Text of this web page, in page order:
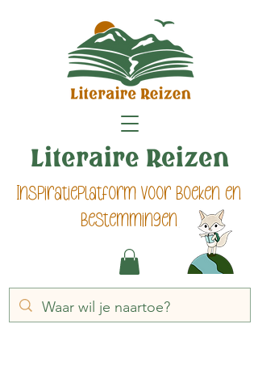
Inspiratieplatform voor boeken en
bestemmingen
Literaire Reizen